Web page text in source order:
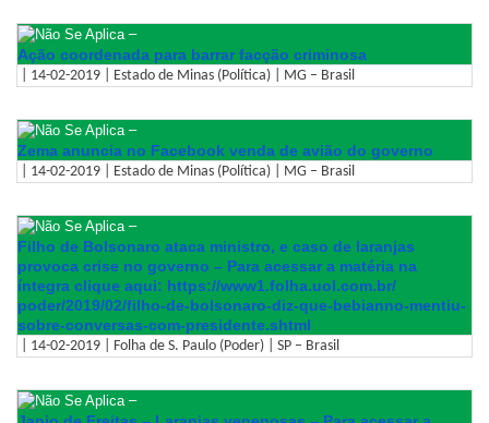
–
Ação coordenada para barrar facção criminosa
| 14-02-2019 | Estado de Minas (Política) | MG – Brasil
–
Zema anuncia no Facebook venda de avião do governo
| 14-02-2019 | Estado de Minas (Política) | MG – Brasil
–
Filho de Bolsonaro ataca ministro, e caso de laranjas
provoca crise no governo – Para acessar a matéria na
íntegra clique aqui: https://www1.folha.uol.com.br/
poder/2019/02/filho-de-bolsonaro-diz-que-bebianno-mentiu-
sobre-conversas-com-presidente.shtml
| 14-02-2019 | Folha de S. Paulo (Poder) | SP – Brasil
–